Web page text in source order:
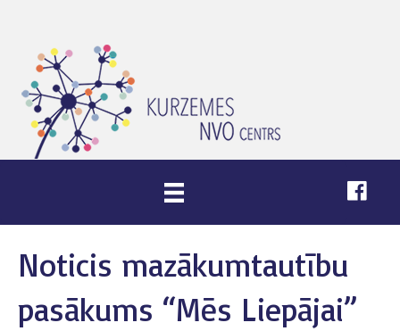
Noticis mazākumtautību
pasākums “Mēs Liepājai”